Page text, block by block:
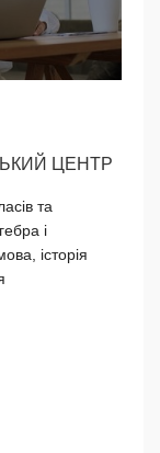
ЦЕНТР
та
і
історія